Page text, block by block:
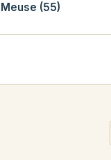
Meuse (55)